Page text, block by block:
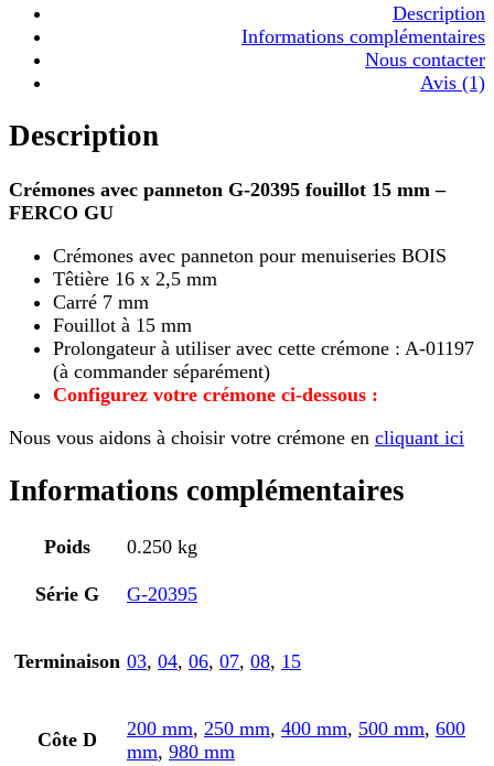
Description
Informations complémentaires
Nous contacter
Avis (1)
Description
Crémones avec panneton G-20395 fouillot 15 mm –
FERCO GU
Crémones avec panneton pour menuiseries BOIS
Têtière 16 x 2,5 mm
Carré 7 mm
Fouillot à 15 mm
Prolongateur à utiliser avec cette crémone : A-01197
(à commander séparément)
Configurez votre crémone ci-dessous :
Nous vous aidons à choisir votre crémone en cliquant ici
Informations complémentaires
Poids 0.250 kg
Série G G-20395
Terminaison 03, 04, 06, 07, 08, 15
Côte D 200 mm, 250 mm, 400 mm, 500 mm, 600
mm, 980 mm